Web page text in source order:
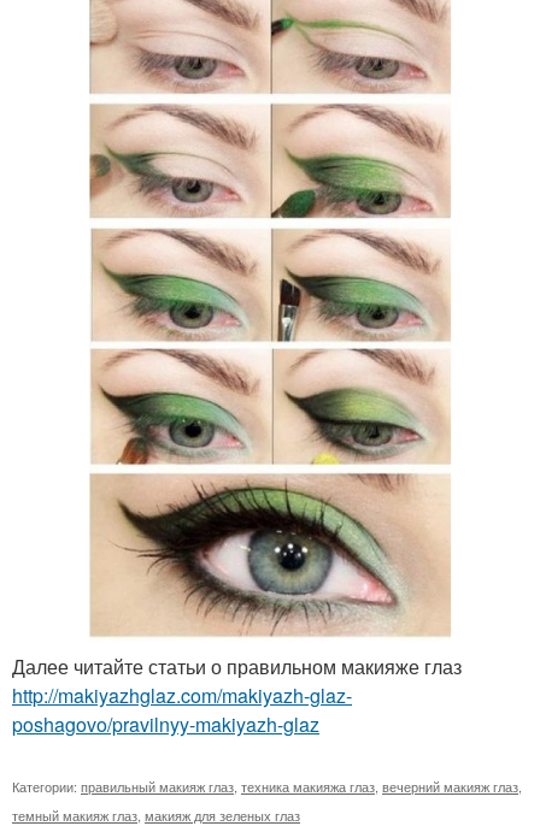
Далее читайте статьи о правильном макияже глаз
http://makiyazhglaz.com/makiyazh-glaz-
poshagovo/pravilnyy-makiyazh-glaz
Категории: правильный макияж глаз техника макияжа глаз вечерний макияж глаз
темный макияж глаз макияж для зеленых глаз